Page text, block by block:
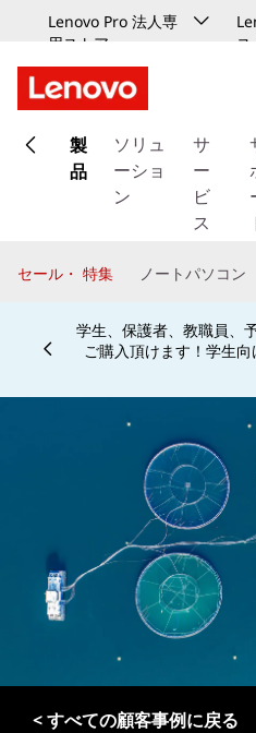
Lenovo Pro 法人専
用ストア
イ
ン
ッ
製
品
ソリュ
ーショ
ン
サ
ー
ビ
ス
セール・ 特集 ノートパソコン
学生、保護者、教職員、
ご購入頂けます！学生
< すべての顧客事例に戻る